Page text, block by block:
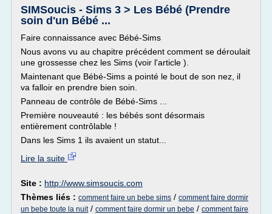
SIMSoucis - Sims 3 > Les Bébé (Prendre
soin d'un Bébé ...
Faire connaissance avec Bébé-Sims
Nous avons vu au chapitre précédent comment se déroulait
une grossesse chez les Sims (voir l'article ).
Maintenant que Bébé-Sims a pointé le bout de son nez, il
va falloir en prendre bien soin.
Panneau de contrôle de Bébé-Sims ...
Première nouveauté : les bébés sont désormais
entièrement contrôlable !
Dans les Sims 1 ils avaient un statut...
Lire la suite
Site : http://www.simsoucis.com
Thèmes liés : comment faire un bebe sims / comment faire dormir
un bebe toute la nuit/ comment faire dormir un bebe / comment faire